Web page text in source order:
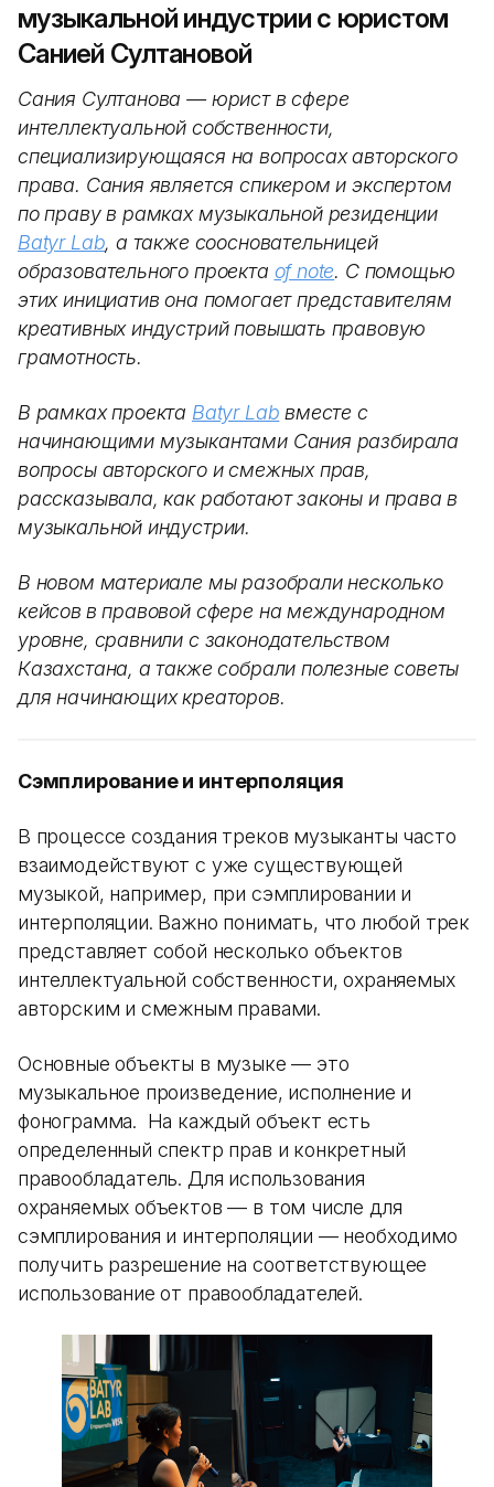
музыкальной индустрии с юристом
Санией Султановой
Сания Султанова — юрист в сфере
интеллектуальной собственности,
специализирующаяся на вопросах авторского
права. Сания является спикером и экспертом
по праву в рамках музыкальной резиденции
Batyr Lab, а также соосновательницей
образовательного проекта of note. С помощью
этих инициатив она помогаетпредставителям
креативных индустрий повышать правовую
грамотность.
В рамках проекта Batyr Lab вместе с
начинающими музыкантами Сания разбирала
вопросы авторского и смежных прав,
рассказывала, как работают законы и права в
музыкальной индустрии.
В новом материале мы разобрали несколько
кейсов в правовой сфере на международном
уровне, сравнили с законодательством
Казахстана, а также собрали полезные советы
для начинающих креаторов.
Сэмплирование и интерполяция
В процессе создания треков музыканты часто
взаимодействуют с уже существующей
музыкой, например, при сэмплировании и
интерполяции. Важно понимать, что любой трек
представляет собой несколько объектов
интеллектуальной собственности, охраняемых
авторским и смежным правами.
Основные объекты в музыке — это
музыкальное произведение, исполнение и
фонограмма. На каждый объект есть
определенный спектр прав и конкретный
правообладатель. Для использования
охраняемых объектов — в том числе для
сэмплирования и интерполяции — необходимо
получить разрешение на соответствующее
использование от правообладателей.